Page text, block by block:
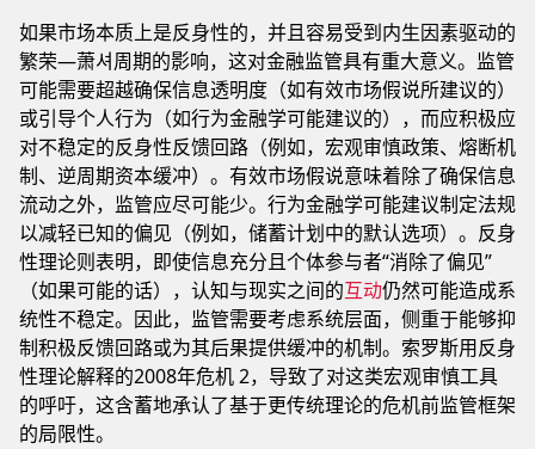
如果市场本质上是反身性的，并且容易受到内生因素驱动的
繁荣—萧셔周期的影响，这对金融监管具有重大意义。监管
可能需要超越确保信息透明度（如有效市场假说所建议的）
或引导个人行为（如行为金融学可能建议的），而应积极应
对不稳定的反身性反馈回路（例如，宏观审慎政策、熔断机
制、逆周期资本缓冲）。有效市场假说意味着除了确保信息
流动之外，监管应尽可能少。行为金融学可能建议制定法规
以减轻已知的偏见（例如，储蓄计划中的默认选项）。反身
性理论则表明，即使信息充分且个体参与者“消除了偏见”
（如果可能的话），认知与现实之间的互动仍然可能造成系
统性不稳定。因此，监管需要考虑系统层面，侧重于能够抑
制积极反馈回路或为其后果提供缓冲的机制。索罗斯用反身
性理论解释的2008年危机 2，导致了对这类宏观审慎工具
的呼吁，这含蓄地承认了基于更传统理论的危机前监管框架
的局限性。